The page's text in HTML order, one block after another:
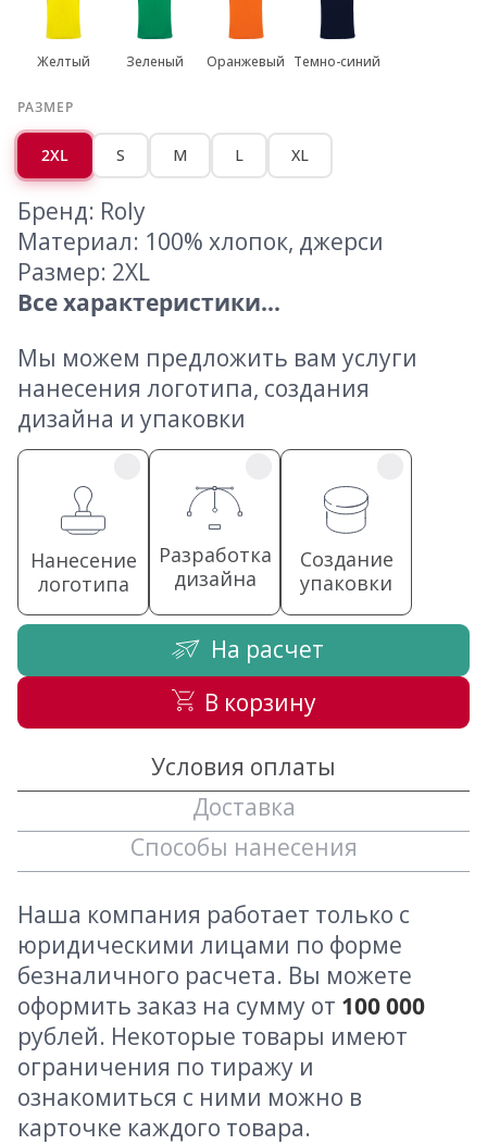
Желтый Зеленый Оранжевый Темно-синий
РАЗМЕР
2XL S M L XL
Бренд: Roly
Материал: 100% хлопок, джерси
Размер: 2XL
Все характеристики...
Мы можем предложить вам услуги
нанесения логотипа, создания
дизайна и упаковки
Нанесение
логотипа
Разработка
дизайна
Создание
упаковки
На расчет
В корзину
Условия оплаты
Доставка
Способы нанесения
Наша компания работает только с
юридическими лицами по форме
безналичного расчета. Вы можете
оформить заказ на сумму от 100 000
рублей. Некоторые товары имеют
ограничения по тиражу и
ознакомиться с ними можно в
карточке каждого товара.